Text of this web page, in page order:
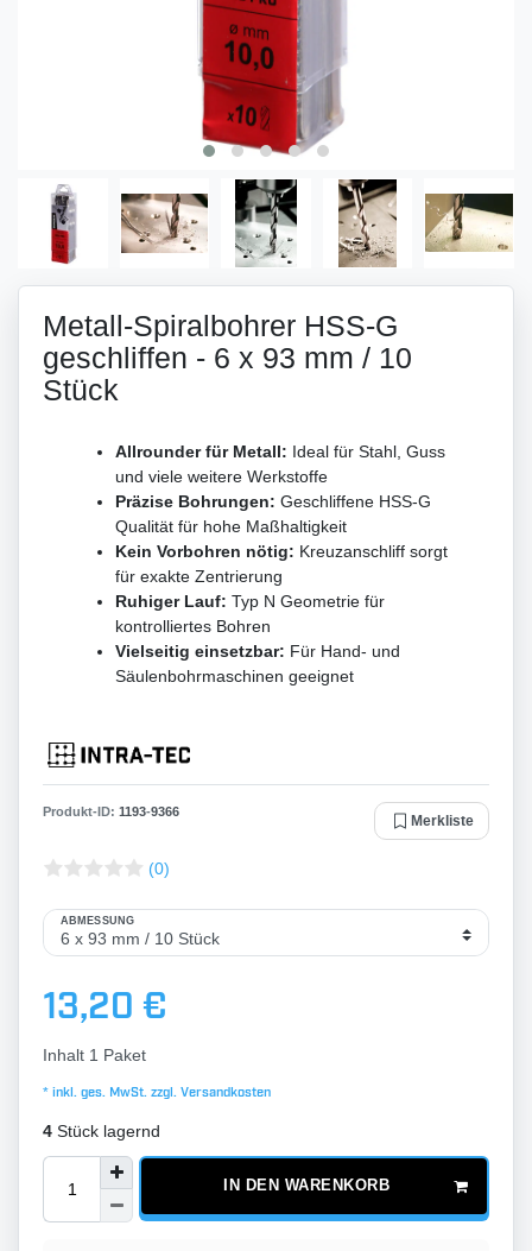
Metall-Spiralbohrer HSS-G
geschliffen - 6 x 93 mm / 10
Stück
Allrounder für Metall: Ideal für Stahl, Guss
und viele weitere Werkstoffe
Präzise Bohrungen: Geschliffene HSS-G
Qualität für hohe Maßhaltigkeit
Kein Vorbohren nötig: Kreuzanschliff sorgt
für exakte Zentrierung
Ruhiger Lauf: Typ N Geometrie für
kontrolliertes Bohren
Vielseitig einsetzbar: Für Hand- und
Säulenbohrmaschinen geeignet
Produkt-ID: 1193-9366
Merkliste
(0)
ABMESSUNG
13,20 €
Inhalt 1 Paket
* inkl. ges. MwSt. zzgl. Versandkosten
4 Stück lagernd
IN DEN WARENKORB